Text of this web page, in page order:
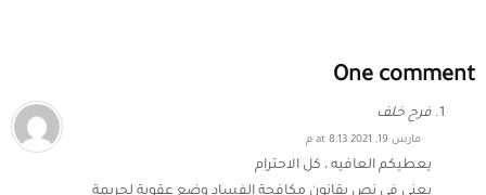
One comment
فرح خلف
مارس 19, 2021 at 8:13 م
يعطيكم العافيه ، كل الاحترام
يعني في نص بقانون مكافحة الفساد وضع عقوبة لجريمة